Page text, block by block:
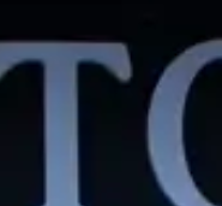
HARROkids
Accede a tu
Prensa